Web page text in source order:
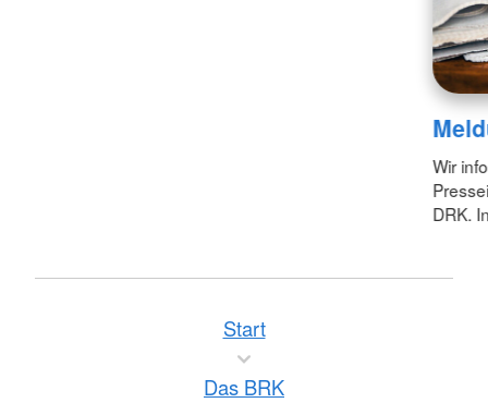
Wir
DRK.
Start
Das BRK